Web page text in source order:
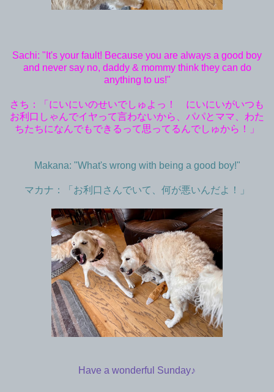
Sachi: "It's your fault! Because you are always a good boy
and never say no, daddy & mommy think they can do
anything to us!"
さち：「にいにいのせいでしゅよっ！ にいにいがいつも
お利口しゃんでイヤって言わないから、パパとママ、わた
ちたちになんでもできるって思ってるんでしゅから！」
Makana: "What's wrong with being a good boy!"
マカナ：「お利口さんでいて、何が悪いんだよ！」
Have a wonderful Sunday♪